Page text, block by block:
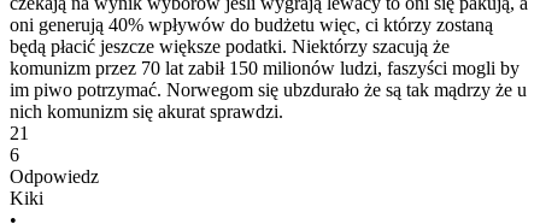
oni generują 40% wpływów do budżetu więc, ci którzy zostaną
będą płacić jeszcze większe podatki. Niektórzy szacują że
komunizm przez 70 lat zabił 150 milionów ludzi, faszyści mogli by
im piwo potrzymać. Norwegom się ubzdurało że są tak mądrzy że u
nich komunizm się akurat sprawdzi.
21
6
Odpowiedz
Kiki